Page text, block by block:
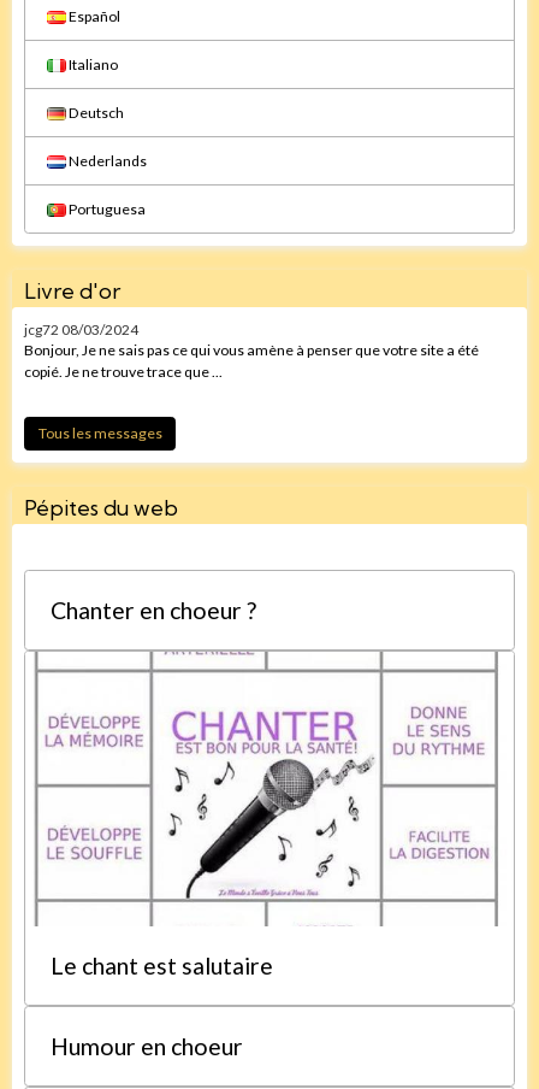
Español
Italiano
Deutsch
Nederlands
Portuguesa
Livre d'or
jcg72 08/03/2024
Bonjour, Je ne sais pas ce qui vous amène à penser que votre site a été
copié. Je ne trouve trace que ...
Tous les messages
Pépites du web
Chanter en choeur ?
Le chant est salutaire
Humour en choeur